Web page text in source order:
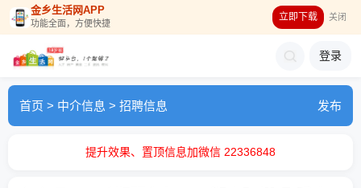
金乡生活网APP
功能全面，方便快捷
立即下载 关闭
登录
首页 > 中介信息 > 招聘信息 发布
提升效果、置顶信息加微信 22336848